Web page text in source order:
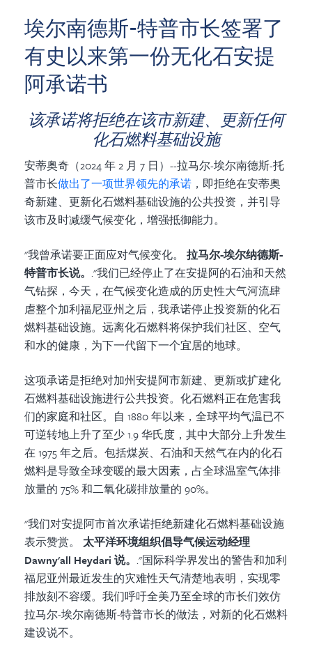
埃尔南德斯-特普市长签署了
有史以来第一份无化石安提
阿承诺书
该承诺将拒绝在该市新建、更新任何
化石燃料基础设施
安蒂奥奇（2024 年 2 月 7 日）--拉马尔-埃尔南德斯-托
普市长做出了一项世界领先的承诺 ，即拒绝在安蒂奥
奇新建、更新化石燃料基础设施的公共投资，并引导
该市及时减缓气候变化，增强抵御能力。
"我曾承诺要正面应对气候变化。 拉马尔-埃尔纳德斯-
特普市长说。 ."我们已经停止了在安提阿的石油和天然
气钻探，今天，在气候变化造成的历史性大气河流肆
虐整个加利福尼亚州之后，我承诺停止投资新的化石
燃料基础设施。远离化石燃料将保护我们社区、空气
和水的健康，为下一代留下一个宜居的地球。
这项承诺是拒绝对加州安提阿市新建、更新或扩建化
石燃料基础设施进行公共投资。化石燃料正在危害我
们的家庭和社区。自 1880 年以来，全球平均气温已不
可逆转地上升了至少 1.9 华氏度，其中大部分上升发生
在 1975 年之后。包括煤炭、石油和天然气在内的化石
燃料是导致全球变暖的最大因素，占全球温室气体排
放量的 75% 和二氧化碳排放量的 90%。
"我们对安提阿市首次承诺拒绝新建化石燃料基础设施
表示赞赏。 太平洋环境组织倡导气候运动经理
Dawny'all Heydari 说。 ."国际科学界发出的警告和加利
福尼亚州最近发生的灾难性天气清楚地表明，实现零
排放刻不容缓。我们呼吁全美乃至全球的市长们效仿
拉马尔-埃尔南德斯-特普市长的做法，对新的化石燃料
建设说不。